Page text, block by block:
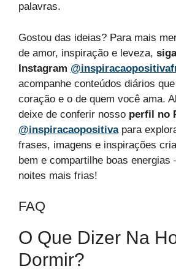
palavras.
Gostou das ideias? Para mais
de amor, inspiração e leveza,
Instagram
acompanhe conteúdos diários
coração e o de quem você ama.
deixe de conferir nosso perfil no
@inspiracaopositivapara
frases, imagens e inspirações
bem e compartilhe boas energias
noites mais frias!
FAQ
O Que Dizer Na
Dormir?